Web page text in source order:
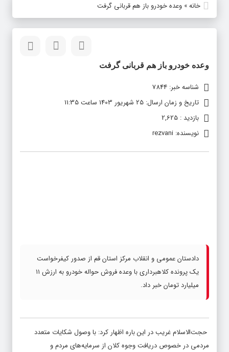
خانه» وعده خودرو باز هم قربانی گرفت
وعده خودرو باز هم قربانی گرفت
شناسه خبر: 7844
تاریخ و زمان ارسال: 25 شهریور 1403 ساعت 11:35
بازدید : 2,625
نویسنده: rezvani
دادستان عمومی و انقلاب مرکز استان قم از صدور کیفرخواست
یک پرونده کلاهبرداری با وعده فروش حواله خودرو به ارزش ۱۱
میلیارد تومان خبر داد.
حجت‌الاسلام غریب در این باره اظهار کرد: با وصول شکایات متعدد
مردمی در خصوص دریافت وجوه کلان از سرمایه‌های مردم و